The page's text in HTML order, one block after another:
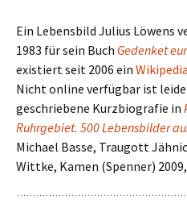
Ein Lebensbild Julius Löwens
1983 für sein Buch Gedenket
existiert seit 2006 ein
Nicht online verfügbar ist
geschriebene Kurzbiografie in
Ruhrgebiet. 500 Lebensbilder
Michael Basse, Traugott
Wittke, Kamen (Spenner) 2009,